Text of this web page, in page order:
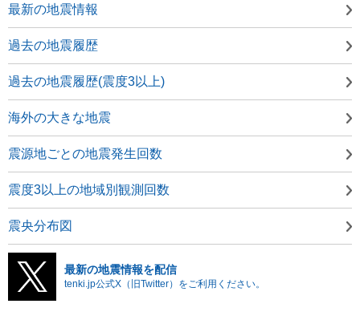
最新の地震情報
過去の地震履歴
過去の地震履歴(震度3以上)
海外の大きな地震
震源地ごとの地震発生回数
震度3以上の地域別観測回数
震央分布図
最新の地震情報を配信
tenki.jp公式X（旧Twitter）をご利用ください。